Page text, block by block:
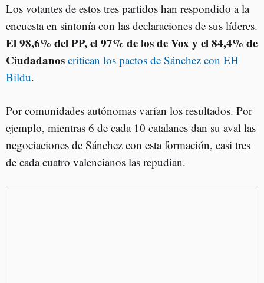
Los votantes de estos tres partidos han respondido a la
encuesta en sintonía con las declaraciones de sus líderes.
El 98,6% del PP, el 97% de los de Vox y el 84,4% de
Ciudadanos critican los pactos de Sánchez con EH
Bildu.
Por comunidades autónomas varían los resultados. Por
ejemplo, mientras 6 de cada 10 catalanes dan su aval las
negociaciones de Sánchez con esta formación, casi tres
de cada cuatro valencianos las repudian.